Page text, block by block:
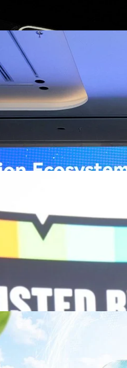
เปิดตัว 4 นวัตกรรมเปลี่ยน
Summit” ภายใต้งาน Huawei
ณสุข ผู้บริหารโรงพยาบาลชั้นนำ และ
บสาธารณสุขไทยด้วยนวัตกรรมและ
ดับ Healthcare Ecosystem ของ
ษาและสาธารณสุขต่างประเทศ บริษัท หัว
สนุนการเปลี่ยนผ่านสู่ยุคดิจิทัลของระบบ
พการให้บริการทางการแพทย์ให้เข้าถึง
for All” “วันนี้ปัญญาประดิษฐ์กำลังเข้า
สบการณ์ตรงจากการพัฒนาแพลตฟอร์ม
ไทยในวันนี้จะช่วยผลักดันวิสัยทัศน์…
พร้อมจ่ายปันผล 0.10
การดำเนินงานแข็งแกร่ง กำไรสุทธิ
จากช่วงเดียวกันของปีก่อน สูงกว่าการ
างกาล 0.10 บาทต่อหุ้น โดยกำหนดวันที่
นปันผลวันที่ 2 กันยายน 2569 นางสาวสุ
จำกัด (มหาชน) เปิดเผยว่า ในช่วงครึ่งปี
อง ผ่านการยกระดับจากผู้จัดจำหน่าย
รเติบโตของเศรษฐกิจ AI โดยมุ่งเพิ่ม
โนโลยีระดับโลก…
CITY: THE GREEN
ยวอย่างยั่งยืน